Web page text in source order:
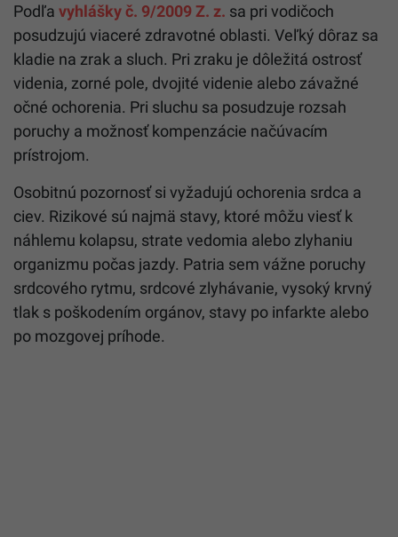
Podľa vyhlášky č. 9/2009 Z. z. sa pri vodičoch
posudzujú viaceré zdravotné oblasti. Veľký dôraz sa
kladie na zrak a sluch. Pri zraku je dôležitá ostrosť
videnia, zorné pole, dvojité videnie alebo závažné
očné ochorenia. Pri sluchu sa posudzuje rozsah
poruchy a možnosť kompenzácie načúvacím
prístrojom.
Osobitnú pozornosť si vyžadujú ochorenia srdca a
ciev. Rizikové sú najmä stavy, ktoré môžu viesť k
náhlemu kolapsu, strate vedomia alebo zlyhaniu
organizmu počas jazdy. Patria sem vážne poruchy
srdcového rytmu, srdcové zlyhávanie, vysoký krvný
tlak s poškodením orgánov, stavy po infarkte alebo
po mozgovej príhode.